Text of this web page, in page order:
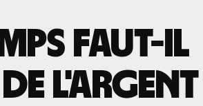
faut-il
l'argent